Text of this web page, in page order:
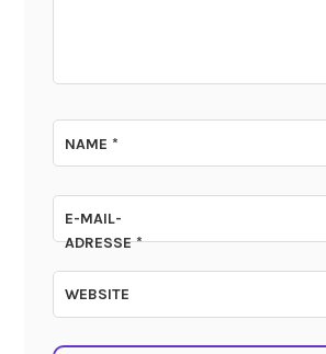
NAME*
E-MAIL-
ADRESSE*
WEBSITE